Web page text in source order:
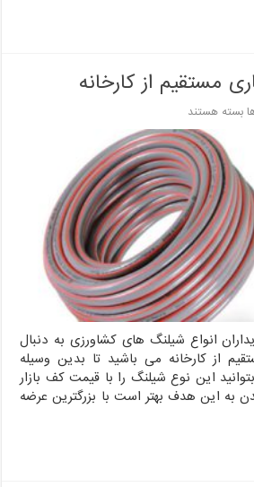
مستقیم از کارخانه
برای
شیلنگ
ابیاری
مستقیم
از
کارخانه
بسته هستند
انواع شیلنگ های کشاورزی به دنبال
از کارخانه می باشید تا بدین وسیله
این نوع شیلنگ را با قیمت کف بازار
به این هدف بهتر است با بزرگترین عرضه